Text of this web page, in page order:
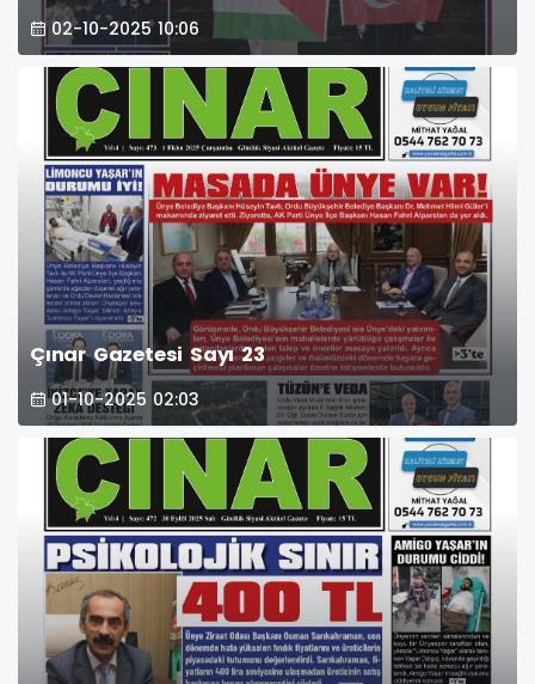
02-10-2025 10:06
Çınar Gazetesi Sayı 23
01-10-2025 02:03